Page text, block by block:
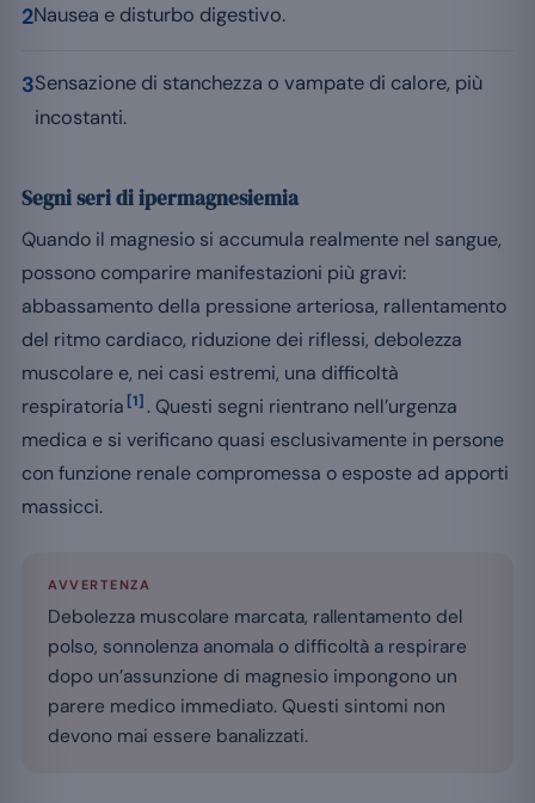
2Nausea e disturbo digestivo.
3Sensazione di stanchezza o vampate di calore, più
incostanti.
Segni seri di ipermagnesiemia
Quando il magnesio si accumula realmente nel sangue,
possono comparire manifestazioni più gravi:
abbassamento della pressione arteriosa, rallentamento
del ritmo cardiaco, riduzione dei riflessi, debolezza
muscolare e, nei casi estremi, una difficoltà
respiratoria [1] . Questi segni rientrano nell’urgenza
medica e si verificano quasi esclusivamente in persone
con funzione renale compromessa o esposte ad apporti
massicci.
AVVERTENZA
Debolezza muscolare marcata, rallentamento del
polso, sonnolenza anomala o difficoltà a respirare
dopo un’assunzione di magnesio impongono un
parere medico immediato. Questi sintomi non
devono mai essere banalizzati.